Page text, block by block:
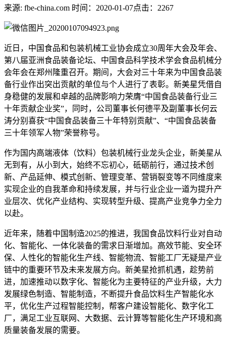
来源: fbe-china.com 时间：2020-01-07点击：2267
近日，中国食品和包装机械工业协会成立30周年大会及年会、
第八届亚洲食品装备论坛、中国食品科学技术学会食品机械分
会年会在郑州隆重召开。期间，大会对三十年来为中国食品装
备行业作出突出贡献的单位与个人进行了表彰。新美星凭借自
身稳健的发展和卓越的品牌影响力荣膺“中国食品装备行业三
十年贡献企业奖”，同时，公司董事长何德平及副董事长何云
涛分别喜获“中国食品装备三十年特别贡献”、“中国食品装备
三十年领军人物”荣誉称号。
作为国内高端液体（饮料）包装机械行业龙头企业，新美星从
无到有，从小到大，始终不忘初心，砥砺前行，通过技术创
新、产品延伸、模式创新、管理变革、营销裂变等不同维度来
实现企业的自我革命和持续发展，并与行业企业一道为提升产
业层次、优化产业结构、实现转型升级、提高产业竞争力全力
以赴。
近年来，随着中国制造2025的推进，我国食品饮料行业对自动
化、智能化、一体化装备的需求日渐增加。高效节能、安全环
保、人性化的智能化生产线、智能物流、智能工厂无疑是产业
链中的重要环节及未来发展方向。新美星抢抓机遇，趁势前
进，加速推动以数字化、智能化为主要特征的产业升级，大力
发展绿色制造、智能制造，不断提升食品饮料生产智能化水
平，优化生产过程智能控制，帮客户建设智能化、数字化工
厂，满足工业互联网、大数据、云计算等智能化生产环境和高
质量装备发展的需要。